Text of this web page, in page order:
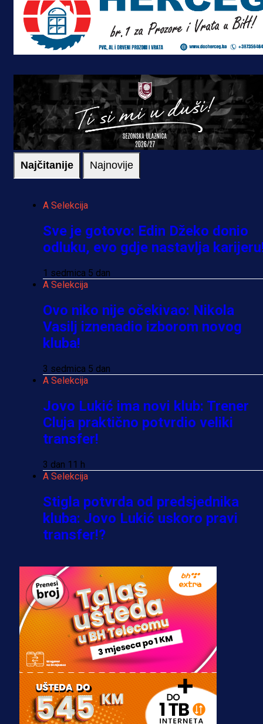
Najčitanije Najnovije
A Selekcija
Sve je gotovo: Edin Džeko donio
odluku, evo gdje nastavlja
1 sedmica 5 dan
A Selekcija
Ovo niko nije očekivao: Nikola
Vasilj iznenadio izborom novog
kluba!
3 sedmica 5 dan
A Selekcija
Jovo Lukić ima novi klub: Trener
Cluja praktično potvrdio veliki
transfer!
3 dan 11 h
A Selekcija
Stigla potvrda od predsjednika
kluba: Jovo Lukić uskoro pravi
transfer!?
A Selekcija
Zmajevi dobili veliko pojačanje:
Fudbaler Olympiacosa želi obući
dres BiH!
3 sedmica 3 dan
Premijer liga BiH
Misimović priveden: SIPA ga tereti
za pranje novca, pretresaju